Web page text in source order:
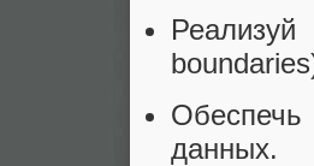
данных.